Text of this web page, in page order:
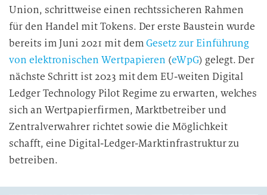
Union, schrittweise einen rechtssicheren Rahmen
für den Handel mit Tokens. Der erste Baustein wurde
bereits im Juni 2021 mit demGesetz zur Einführung
von elektronischen Wertpapieren (eWpG) gelegt. Der
nächste Schritt ist 2023 mit dem EU-weiten Digital
Ledger Technology Pilot Regime zu erwarten, welches
sich an Wertpapierfirmen, Marktbetreiber und
Zentralverwahrer richtet sowie die Möglichkeit
schafft, eine Digital-Ledger-Marktinfrastruktur zu
betreiben.